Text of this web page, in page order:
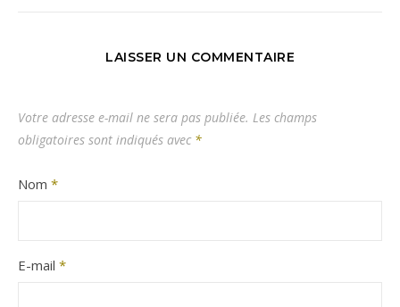
LAISSER UN COMMENTAIRE
Votre adresse e-mail ne sera pas publiée. Les champs
obligatoires sont indiqués avec *
Nom *
E-mail *